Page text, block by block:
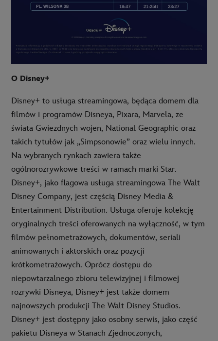
O Disney+
Disney+ to usługa streamingowa, będąca domem dla
filmów i programów Disneya, Pixara, Marvela, ze
świata Gwiezdnych wojen, National Geographic oraz
takich tytułów jak „Simpsonowie” oraz wielu innych.
Na wybranych rynkach zawiera także
ogólnorozrywkowe treści w ramach marki Star.
Disney+, jako flagowa usługa streamingowa The Walt
Disney Company, jest częścią Disney Media &
Entertainment Distribution. Usługa oferuje kolekcję
oryginalnych treści oferowanych na wyłączność, w tym
filmów pełnometrażowych, dokumentów, seriali
animowanych i aktorskich oraz pozycji
krótkometrażowych. Oprócz dostępu do
niepowtarzalnego zbioru telewizyjnej i filmowej
rozrywki Disneya, Disney+ jest także domem
najnowszych produkcji The Walt Disney Studios.
Disney+ jest dostępny jako osobny serwis, jako część
pakietu Disneya w Stanach Zjednoczonych,